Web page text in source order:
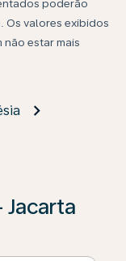
poderão
Os valores exibidos
estar mais
Jacarta
clique em